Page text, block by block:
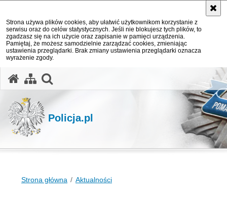
Strona używa plików cookies, aby ułatwić użytkownikom korzystanie z
serwisu oraz do celów statystycznych. Jeśli nie blokujesz tych plików, to
zgadzasz się na ich użycie oraz zapisanie w pamięci urządzenia.
Pamiętaj, że możesz samodzielnie zarządzać cookies, zmieniając
ustawienia przeglądarki. Brak zmiany ustawienia przeglądarki oznacza
wyrażenie zgody.
Policja.pl
Strona główna Aktualności